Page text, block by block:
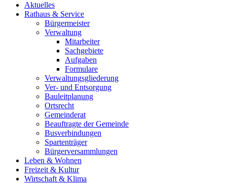
Aktuelles
Rathaus & Service
Bürgermeister
Verwaltung
Mitarbeiter
Sachgebiete
Aufgaben
Formulare
Verwaltungsgliederung
Ver- und Entsorgung
Bauleitplanung
Ortsrecht
Gemeinderat
Beauftragte der Gemeinde
Busverbindungen
Spartenträger
Bürgerversammlungen
Leben & Wohnen
Freizeit & Kultur
Wirtschaft & Klima